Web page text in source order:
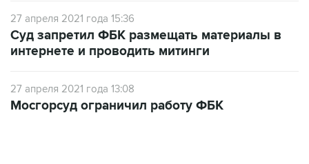
27 апреля 2021 года 15:36
Суд запретил ФБК размещать материалы в
интернете и проводить митинги
27 апреля 2021 года 13:08
Мосгорсуд ограничил работу ФБК